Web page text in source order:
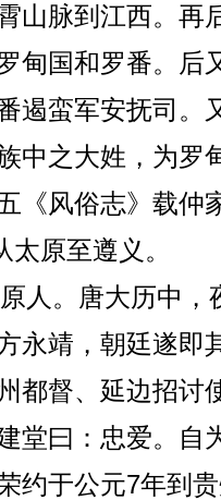
山脉到江西。再
甸国和罗番。后
遏蛮军安抚司。
中之大姓，为罗
《风俗志》载仲
原至遵义。
人。唐大历中，
永靖，朝廷遂即
都督、延边招讨
堂曰：忠爱。自
约于公元7年到